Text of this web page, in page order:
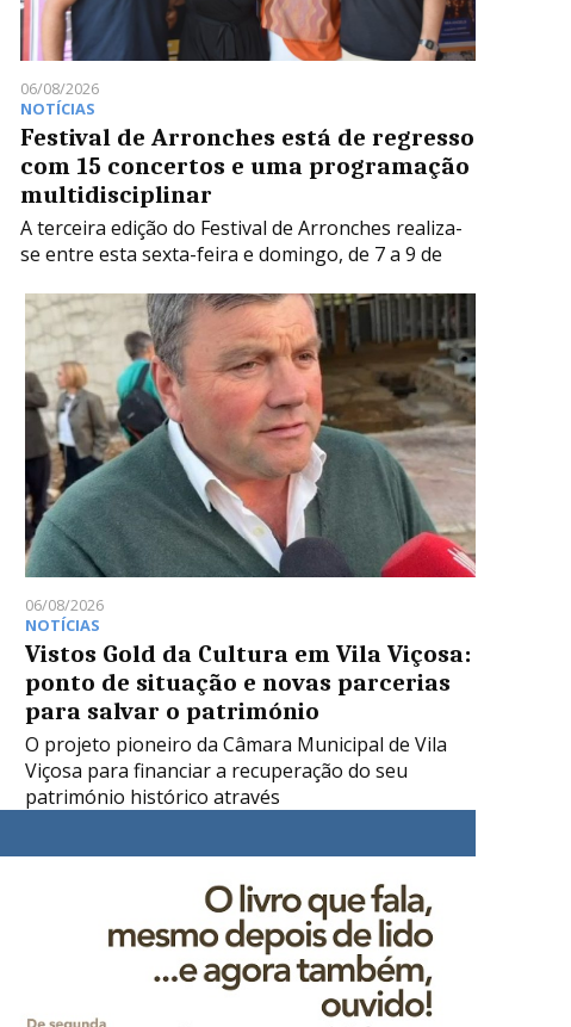
06/08/2026
NOTÍCIAS
Festival de Arronches está de regresso
com 15 concertos e uma programação
multidisciplinar
A terceira edição do Festival de Arronches realiza-
se entre esta sexta-feira e domingo, de 7 a 9 de
06/08/2026
NOTÍCIAS
Vistos Gold da Cultura em Vila Viçosa:
ponto de situação e novas parcerias
para salvar o património
O projeto pioneiro da Câmara Municipal de Vila
Viçosa para financiar a recuperação do seu
património histórico através